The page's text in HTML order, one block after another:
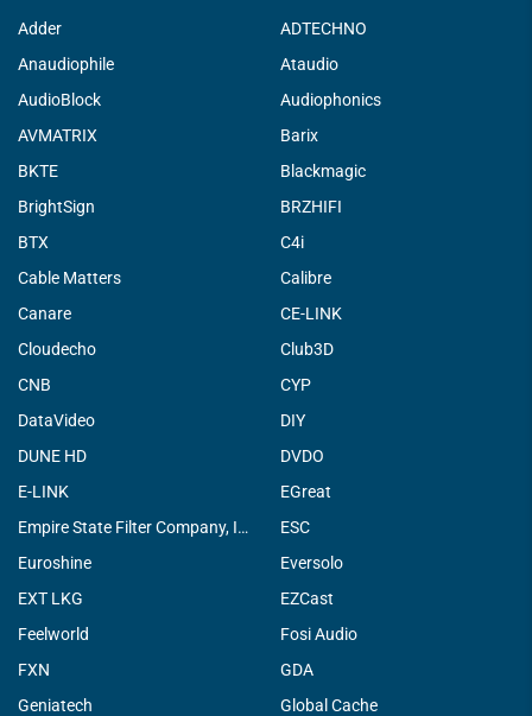
Adder
ADTECHNO
Anaudiophile
Ataudio
AudioBlock
Audiophonics
AVMATRIX
Barix
BKTE
Blackmagic
BrightSign
BRZHIFI
BTX
C4i
Cable Matters
Calibre
Canare
CE-LINK
Cloudecho
Club3D
CNB
CYP
DataVideo
DIY
DUNE HD
DVDO
E-LINK
EGreat
Empire State Filter Company, INC.
ESC
Euroshine
Eversolo
EXT LKG
EZCast
Feelworld
Fosi Audio
FXN
GDA
Geniatech
Global Cache